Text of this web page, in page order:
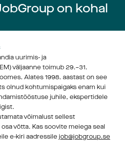
on kohal
uurimis- ja
väljaanne toimub 29.–31.
Alates 1998. aastast on see
olnud kohtumispaigaks enam kui
juhile, ekspertidele
võimalust sellest
võtta. Kas soovite meiega seal
e-kiri aadressile job@jobgroup.se